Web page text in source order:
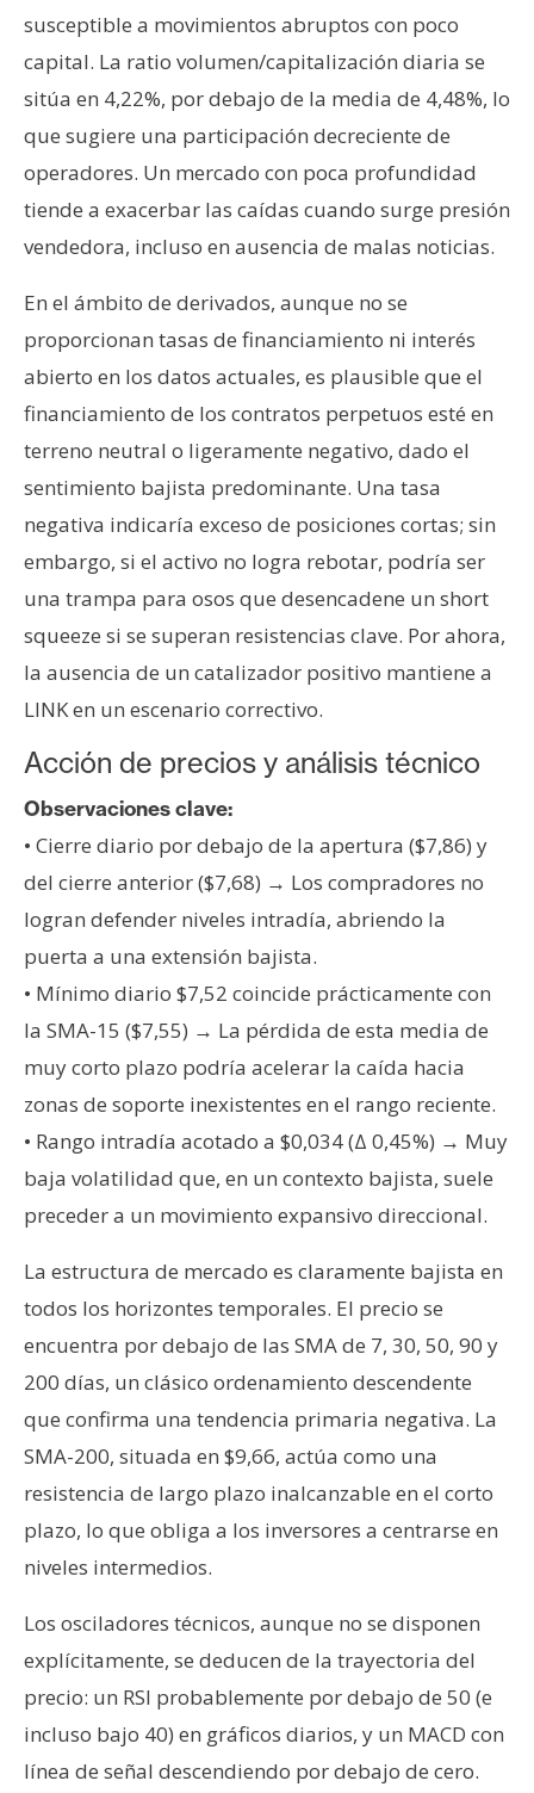
susceptible a movimientos abruptos con poco
capital. La ratio volumen/capitalización diaria se
sitúa en 4,22%, por debajo de la media de 4,48%, lo
que sugiere una participación decreciente de
operadores. Un mercado con poca profundidad
tiende a exacerbar las caídas cuando surge presión
vendedora, incluso en ausencia de malas noticias.
En el ámbito de derivados, aunque no se
proporcionan tasas de financiamiento ni interés
abierto en los datos actuales, es plausible que el
financiamiento de los contratos perpetuos esté en
terreno neutral o ligeramente negativo, dado el
sentimiento bajista predominante. Una tasa
negativa indicaría exceso de posiciones cortas; sin
embargo, si el activo no logra rebotar, podría ser
una trampa para osos que desencadene un short
squeeze si se superan resistencias clave. Por ahora,
la ausencia de un catalizador positivo mantiene a
LINK en un escenario correctivo.
Acción de precios y análisis técnico
Observaciones clave:
• Cierre diario por debajo de la apertura ($7,86) y
del cierre anterior ($7,68) → Los compradores no
logran defender niveles intradía, abriendo la
puerta a una extensión bajista.
• Mínimo diario $7,52 coincide prácticamente con
la SMA-15 ($7,55) → La pérdida de esta media de
muy corto plazo podría acelerar la caída hacia
zonas de soporte inexistentes en el rango reciente.
• Rango intradía acotado a $0,034 (Δ 0,45%) → Muy
baja volatilidad que, en un contexto bajista, suele
preceder a un movimiento expansivo direccional.
La estructura de mercado es claramente bajista en
todos los horizontes temporales. El precio se
encuentra por debajo de las SMA de 7, 30, 50, 90 y
200 días, un clásico ordenamiento descendente
que confirma una tendencia primaria negativa. La
SMA-200, situada en $9,66, actúa como una
resistencia de largo plazo inalcanzable en el corto
plazo, lo que obliga a los inversores a centrarse en
niveles intermedios.
Los osciladores técnicos, aunque no se disponen
explícitamente, se deducen de la trayectoria del
precio: un RSI probablemente por debajo de 50 (e
incluso bajo 40) en gráficos diarios, y un MACD con
línea de señal descendiendo por debajo de cero.